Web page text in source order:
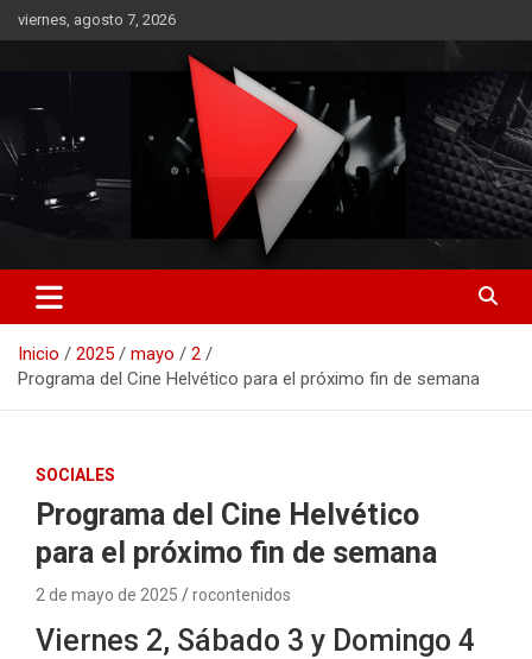
Saltar
al
viernes, agosto 7, 2026
RO CONTENIDOS
Inicio 2025 mayo
2
Programa del Cine Helvético para el próximo fin de semana
SOCIALES
Programa del Cine Helvético
para el próximo fin de semana
2 de mayo de 2025 rocontenidos
Viernes 2, Sábado 3 y Domingo 4